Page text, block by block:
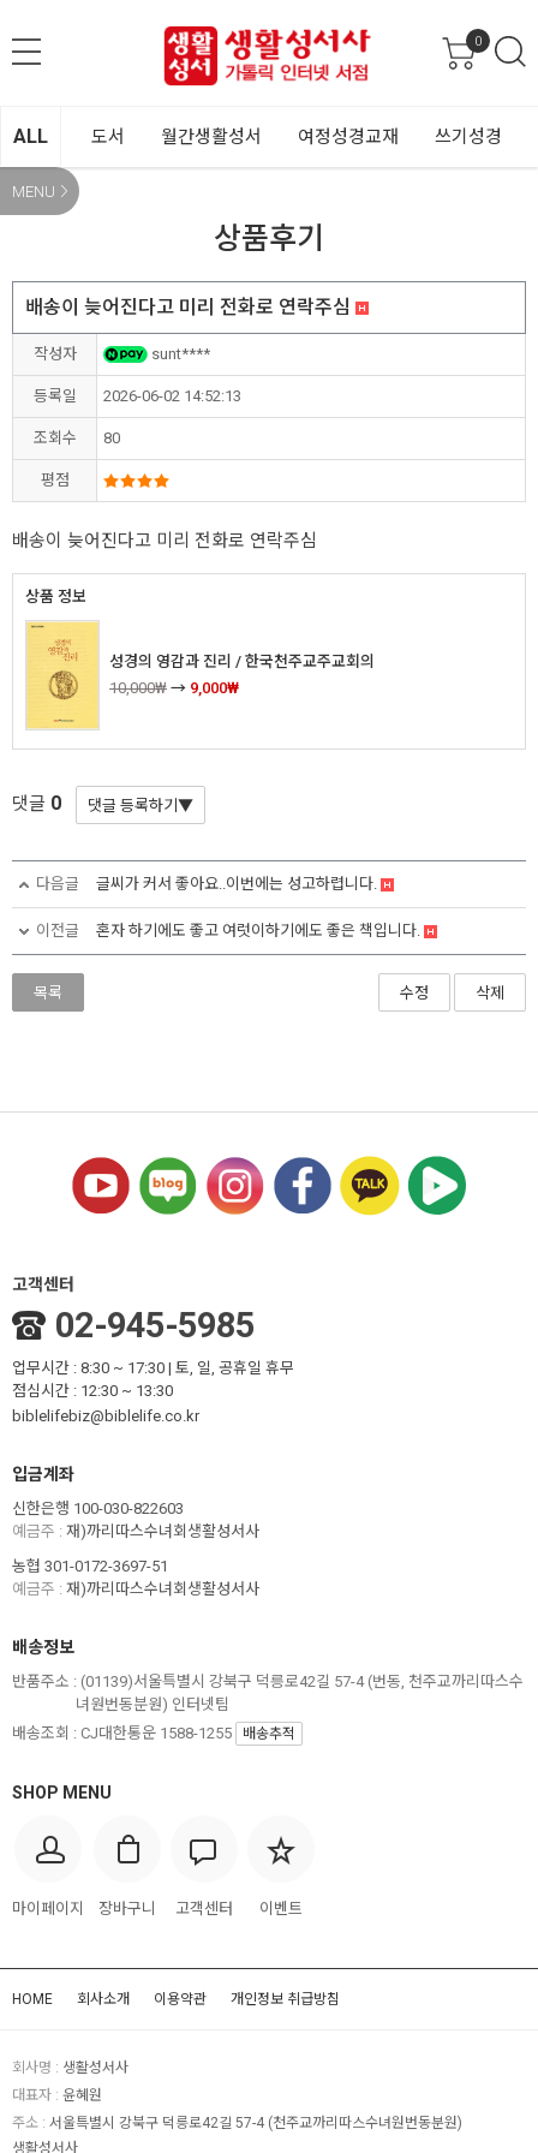
0
ALL 도서 월간생활성서 여정성경교재 쓰기성경
MENU
상품후기
배송이 늦어진다고 미리 전화로 연락주심
작성자 sunt****
등록일 2026-06-02 14:52:13
조회수 80
평점
배송이 늦어진다고 미리 전화로 연락주심
상품 정보
성경의 영감과 진리 / 한국천주교주교회의
10,000₩ → 9,000₩
댓글 0
다음글 글씨가 커서 좋아요..이번에는 성고하렵니다.
이전글 혼자 하기에도 좋고 여럿이하기에도 좋은 책입니다.
목록 수정 삭제
고객센터
02-945-5985
업무시간 : 8:30 ~ 17:30 | 토, 일, 공휴일 휴무
점심시간 : 12:30 ~ 13:30
biblelifebiz@biblelife.co.kr
입금계좌
신한은행 100-030-822603
예금주 : 재)까리따스수녀회생활성서사
농협 301-0172-3697-51
예금주 : 재)까리따스수녀회생활성서사
SHOP MENU
마이페이지 장바구니 고객센터 이벤트
배송정보
반품주소 : (01139)서울특별시 강북구 덕릉로42길 57-4 (번동, 천주교까리따스수
녀원번동분원) 인터넷팀
배송조회 : CJ대한통운 1588-1255
배송추적
HOME 회사소개 이용약관 개인정보 취급방침
회사명 : 생활성서사
대표자 : 윤혜원
주소 : 서울특별시 강북구 덕릉로42길 57-4 (천주교까리따스수녀원번동분원)
생활성서사